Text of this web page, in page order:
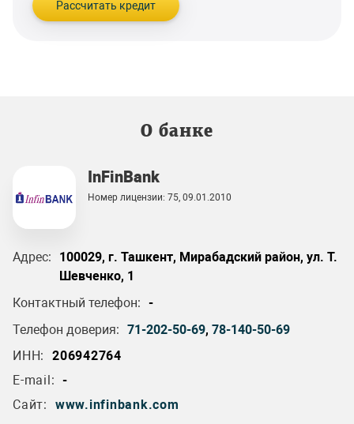
Рассчитать кредит
О банке
InFinBank
Номер лицензии: 75, 09.01.2010
Адрес:
100029, г. Ташкент, Мирабадский район, ул. Т.
Шевченко, 1
Контактный телефон: -
Телефон доверия: 71-202-50-69, 78-140-50-69
ИНН:
206942764
E-mail: -
Сайт:
www.infinbank.com